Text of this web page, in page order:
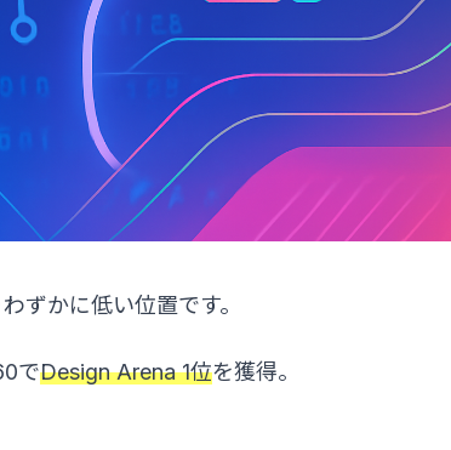
ずかに低い位置です。
でDesign Arena 1位を獲得。